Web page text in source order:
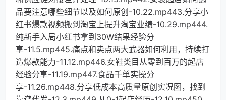
品要注意哪些细节以及如何原创-10.22.mp443.分享小
红书爆款视频搬到淘宝上提升淘宝业绩-10.29.mp444.
纯新手入局小红书拿到30W结果经验分
享-11.5.mp445.痛点和卖点两大武器如何利用，持续打
造爆款能力-11.12.mp446.女鞋类目从零到百万的起店
经验分享-11.19.mp447.食品千单实操分
享-11.26.mp448.分享低成本高质量原创实况图，找到